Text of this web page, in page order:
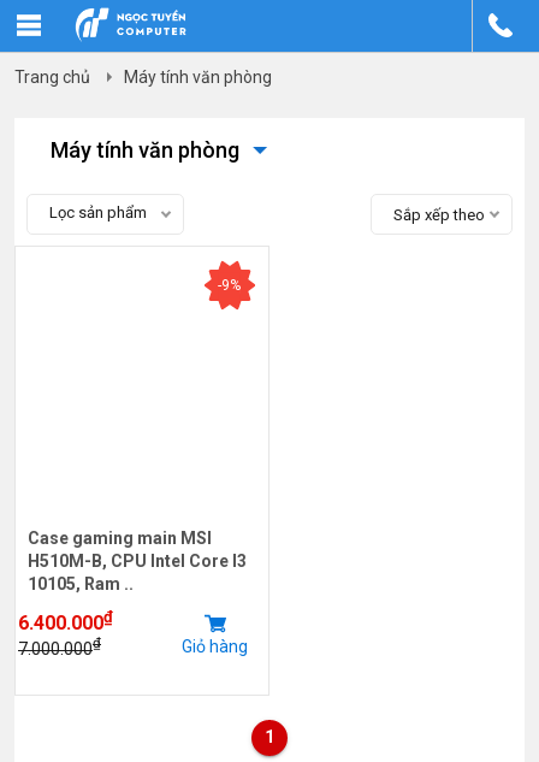
Trang chủ Máy tính văn phòng
Máy tính văn phòng
Lọc sản phẩm Sắp xếp theo
-9%
Case gaming main MSI
H510M-B, CPU Intel Core I3
10105, Ram ..
6.400.000₫
7.000.000₫ Giỏ hàng
1